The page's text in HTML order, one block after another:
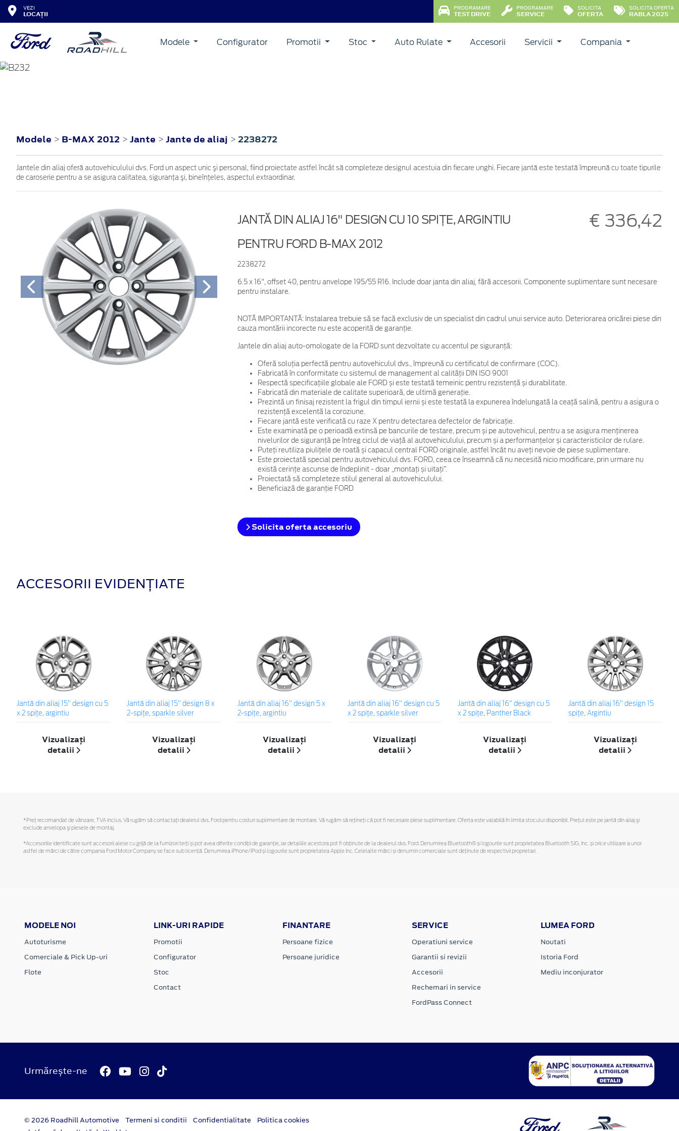
VEZI
LOCAȚII
PROGRAMARE
TEST DRIVE
PROGRAMARE
SERVICE
SOLICITA
OFERTA
SOLICITA OFERTA
RABLA 2025
Modele Configurator Promotii Stoc Auto Rulate Accesorii Servicii Compania
Modele > B-MAX 2012 > Jante > Jante de aliaj > 2238272
Jantele din aliaj oferă autovehiculului dvs. Ford un aspect unic şi personal, fiind proiectate astfel încât să completeze designul acestuia din fiecare unghi. Fiecare jantă este testată împreună cu toate tipurile
de caroserie pentru a se asigura calitatea, siguranţa şi, bineînţeles, aspectul extraordinar.
JANTĂ DIN ALIAJ 16" DESIGN CU 10 SPIŢE, ARGINTIU
PENTRU FORD B-MAX 2012
2238272
€ 336,42
6.5 x 16", offset 40, pentru anvelope 195/55 R16. Include doar janta din aliaj, fără accesorii. Componente suplimentare sunt necesare
pentru instalare.
NOTĂ IMPORTANTĂ:Instalarea trebuie să se facă exclusiv de un specialist din cadrul unui service auto. Deteriorarea oricărei piese din
cauza montării incorecte nu este acoperită de garanţie.
Jantele din aliaj auto-omologate de la FORD sunt dezvoltate cu accentul pe siguranță:
Oferă soluția perfectă pentru autovehiculul dvs., împreună cu certificatul de confirmare (COC).
Fabricată în conformitate cu sistemul de management al calității DIN ISO 9001
Respectă specificațiile globale ale FORD și este testată temeinic pentru rezistență și durabilitate.
Fabricată din materiale de calitate superioară, de ultimă generație.
Prezintă un finisaj rezistent la frigul din timpul iernii și este testată la expunerea îndelungată la ceață salină, pentru a asigura o
rezistență excelentă la coroziune.
Fiecare jantă este verificată cu raze X pentru detectarea defectelor de fabricație.
Este examinată pe o perioadă extinsă pe bancurile de testare, precum și pe autovehicul, pentru a se asigura menținerea
nivelurilor de siguranță pe întreg ciclul de viață al autovehiculului, precum și a performanțelor și caracteristicilor de rulare.
Puteți reutiliza piulițele de roată și capacul central FORD originale, astfel încât nu aveți nevoie de piese suplimentare.
Este proiectată special pentru autovehiculul dvs. FORD, ceea ce înseamnă că nu necesită nicio modificare, prin urmare nu
există cerințe ascunse de îndeplinit - doar „montați și uitați”.
Proiectată să completeze stilul general al autovehiculului.
Beneficiază de garanție FORD
Solicita oferta accesoriu
ACCESORII EVIDENȚIATE
Jantă din aliaj 15" design cu 5
x 2 spiţe, argintiu
Vizualizați
detalii
Jantă din aliaj 15" design 8 x
2-spiţe, sparkle silver
Vizualizați
detalii
Jantă din aliaj 16" design 5 x
2-spiţe, argintiu
Vizualizați
detalii
Jantă din aliaj 16" design cu 5
x 2 spiţe, sparkle silver
Vizualizați
detalii
Jantă din aliaj 16" design cu 5
x 2 spiţe, Panther Black
Vizualizați
detalii
Jantă din aliaj 16" design 15
spiţe, Argintiu
Vizualizați
detalii
*Preţ recomandat de vânzare, TVA inclus. Vă rugăm să contactaţi dealerul dvs. Ford pentru costuri suplimentare de montare. Vă rugăm să reţineţi că pot fi necesare piese suplimentare. Oferta este valabilă în limita stocului disponibil. Preţul este pe jantă din aliaj şi
exclude anvelopa şi piesele de montaj.
*Accesoriile identificate sunt accesorii alese cu grijă de la furnizori terți și pot avea diferite condiții de garanție, iar detaliile acestora pot fi obținute de la dealerul dvs. Ford. Denumirea Bluetooth® și logourile sunt proprietatea Bluetooth SIG, Inc. și orice utilizare a unor
astfel de mărci de către compania Ford Motor Company se face sub licență. Denumirea iPhone/iPod și logourile sunt proprietatea Apple Inc. Celelalte mărci și denumiri comerciale sunt deținute de respectivii proprietari.
MODELE NOI
Autoturisme
Comerciale & Pick Up-uri
Flote
LINK-URI RAPIDE
Promotii
Configurator
Stoc
Contact
FINANTARE
Persoane fizice
Persoane juridice
SERVICE
Operatiuni service
Garantii si revizii
Accesorii
Rechemari in service
FordPass Connect
LUMEA FORD
Noutati
Istoria Ford
Mediu inconjurator
Urmărește-ne
© 2026 Roadhill Automotive Termeni si conditii Confidentialitate Politica cookies